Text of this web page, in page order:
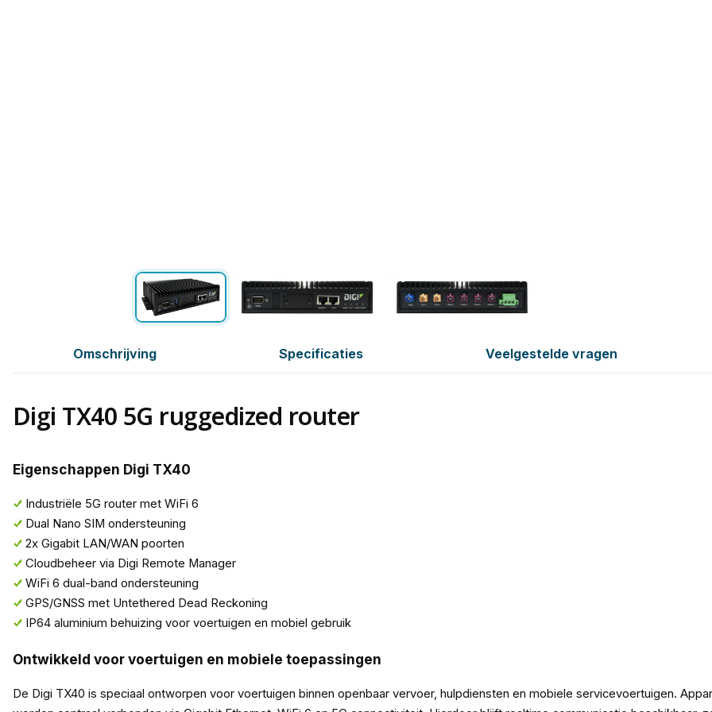
Omschrijving Specificaties Veelgestelde vragen
Digi TX40 5G ruggedized router
Eigenschappen Digi TX40
Industriële 5G router met WiFi 6
Dual Nano SIM ondersteuning
2x Gigabit LAN/WAN poorten
Cloudbeheer via Digi Remote Manager
WiFi 6 dual-band ondersteuning
GPS/GNSS met Untethered Dead Reckoning
IP64 aluminium behuizing voor voertuigen en mobiel gebruik
Ontwikkeld voor voertuigen en mobiele toepassingen
De Digi TX40 is speciaal ontworpen voor voertuigen binnen openbaar vervoer, hulpdiensten en mobiele servicevoertuigen.